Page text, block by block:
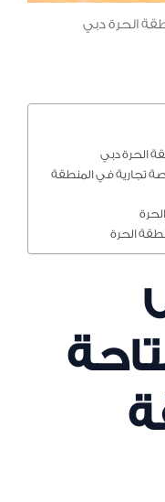
الحرة دبي
الحرة دبي
تجارية في المنطقة
الحرة